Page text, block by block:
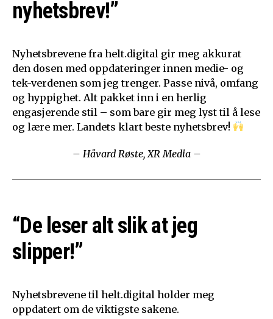
nyhetsbrev!”
Nyhetsbrevene fra helt.digital gir meg akkurat
den dosen med oppdateringer innen medie- og
tek-verdenen som jeg trenger. Passe nivå, omfang
og hyppighet. Alt pakket inn i en herlig
engasjerende stil – som bare gir meg lyst til å lese
og lære mer. Landets klart beste nyhetsbrev!
– Håvard Røste, XR Media –
“De leser alt slik at jeg
slipper!”
Nyhetsbrevene til helt.digital holder meg
oppdatert om de viktigste sakene.